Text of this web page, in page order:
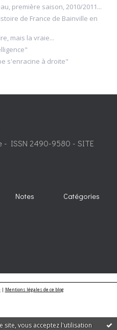
site, vous acceptez l'utilisation
première saison, 2010/2011...
de France de Bainville en
mais la vraie...
s'enracine à droite"
- ISSN 2490-9580 - SITE
Notes Catégories
| Mentions légales de ce blog